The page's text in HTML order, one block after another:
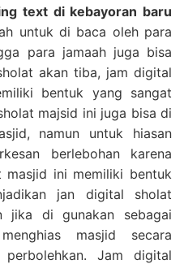
text di kebayoran baru
untuk di baca oleh para
para jamaah juga bisa
akan tiba, jam digital
bentuk yang sangat
majsid ini juga bisa di
namun untuk hiasan
berlebohan karena
ini memiliki bentuk
jan digital sholat
jika di gunakan sebagai
masjid secara
Jam digital